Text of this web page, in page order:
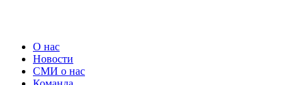
О нас
Новости
СМИ о нас